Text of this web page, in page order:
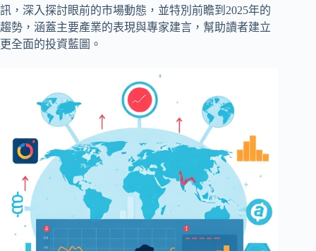
訊，深入探討眼前的市場動態，並特別前瞻到2025年的
趨勢，涵蓋主要產業的表現與專家建言，幫助讀者建立
更全面的投資藍圖。